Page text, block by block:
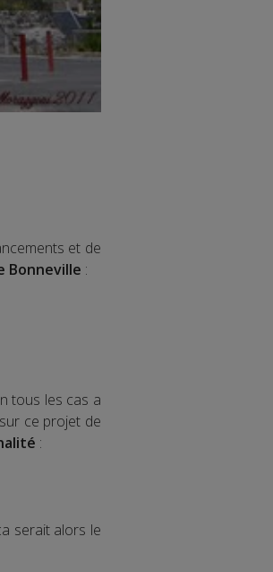
et de
Bonneville :
tous les cas a
ce projet de
:
serait alors le